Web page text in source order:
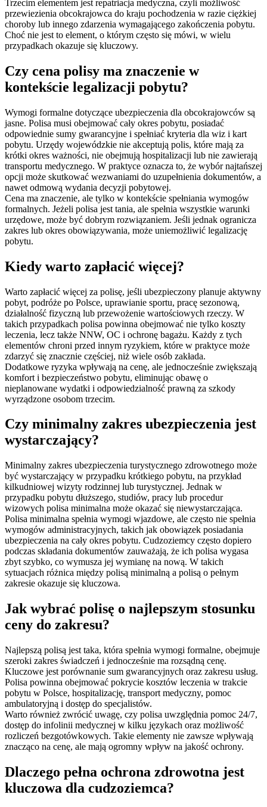
Trzecim elementem jest repatriacja medyczna, czyli możliwość
przewiezienia obcokrajowca do kraju pochodzenia w razie ciężkiej
choroby lub innego zdarzenia wymagającego zakończenia pobytu.
Choć nie jest to element, o którym często się mówi, w wielu
przypadkach okazuje się kluczowy.
Czy cena polisy ma znaczenie w
kontekście legalizacji pobytu?
Wymogi formalne dotyczące ubezpieczenia dla obcokrajowców są
jasne. Polisa musi obejmować cały okres pobytu, posiadać
odpowiednie sumy gwarancyjne i spełniać kryteria dla wiz i kart
pobytu. Urzędy wojewódzkie nie akceptują polis, które mają za
krótki okres ważności, nie obejmują hospitalizacji lub nie zawierają
transportu medycznego. W praktyce oznacza to, że wybór najtańszej
opcji może skutkować wezwaniami do uzupełnienia dokumentów, a
nawet odmową wydania decyzji pobytowej.
Cena ma znaczenie, ale tylko w kontekście spełniania wymogów
formalnych. Jeżeli polisa jest tania, ale spełnia wszystkie warunki
urzędowe, może być dobrym rozwiązaniem. Jeśli jednak ogranicza
zakres lub okres obowiązywania, może uniemożliwić legalizację
pobytu.
Kiedy warto zapłacić więcej?
Warto zapłacić więcej za polisę, jeśli ubezpieczony planuje aktywny
pobyt, podróże po Polsce, uprawianie sportu, pracę sezonową,
działalność fizyczną lub przewożenie wartościowych rzeczy. W
takich przypadkach polisa powinna obejmować nie tylko koszty
leczenia, lecz także NNW, OC i ochronę bagażu. Każdy z tych
elementów chroni przed innym ryzykiem, które w praktyce może
zdarzyć się znacznie częściej, niż wiele osób zakłada.
Dodatkowe ryzyka wpływają na cenę, ale jednocześnie zwiększają
komfort i bezpieczeństwo pobytu, eliminując obawę o
nieplanowane wydatki i odpowiedzialność prawną za szkody
wyrządzone osobom trzecim.
Czy minimalny zakres ubezpieczenia jest
wystarczający?
Minimalny zakres ubezpieczenia turystycznego zdrowotnego może
być wystarczający w przypadku krótkiego pobytu, na przykład
kilkudniowej wizyty rodzinnej lub turystycznej. Jednak w
przypadku pobytu dłuższego, studiów, pracy lub procedur
wizowych polisa minimalna może okazać się niewystarczająca.
Polisa minimalna spełnia wymogi wjazdowe, ale często nie spełnia
wymogów administracyjnych, takich jak obowiązek posiadania
ubezpieczenia na cały okres pobytu. Cudzoziemcy często dopiero
podczas składania dokumentów zauważają, że ich polisa wygasa
zbyt szybko, co wymusza jej wymianę na nową. W takich
sytuacjach różnica między polisą minimalną a polisą o pełnym
zakresie okazuje się kluczowa.
Jak wybrać polisę o najlepszym stosunku
ceny do zakresu?
Najlepszą polisą jest taka, która spełnia wymogi formalne, obejmuje
szeroki zakres świadczeń i jednocześnie ma rozsądną cenę.
Kluczowe jest porównanie sum gwarancyjnych oraz zakresu usług.
Polisa powinna obejmować pokrycie kosztów leczenia w trakcie
pobytu w Polsce, hospitalizację, transport medyczny, pomoc
ambulatoryjną i dostęp do specjalistów.
Warto również zwrócić uwagę, czy polisa uwzględnia pomoc 24/7,
dostęp do infolinii medycznej w kilku językach oraz możliwość
rozliczeń bezgotówkowych. Takie elementy nie zawsze wpływają
znacząco na cenę, ale mają ogromny wpływ na jakość ochrony.
Dlaczego pełna ochrona zdrowotna jest
kluczowa dla cudzoziemca?